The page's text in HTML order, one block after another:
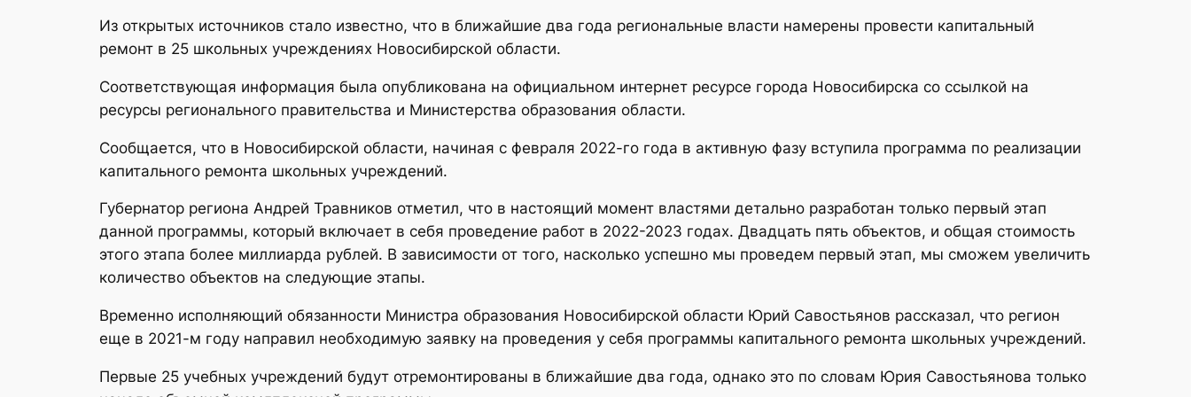
Из открытых источников стало известно, что в ближайшие два года региональные власти намерены провести капитальный
ремонт в 25 школьных учреждениях Новосибирской области.
Соответствующая информация была опубликована на официальном интернет ресурсе города Новосибирска со ссылкой на
ресурсы регионального правительства и Министерства образования области.
Сообщается, что в Новосибирской области, начиная с февраля 2022-го года в активную фазу вступила программа по реализации
капитального ремонта школьных учреждений.
Губернатор региона Андрей Травников отметил, что в настоящий момент властями детально разработан только первый этап
данной программы, который включает в себя проведение работ в 2022-2023 годах. Двадцать пять объектов, и общая стоимость
этого этапа более миллиарда рублей. В зависимости от того, насколько успешно мы проведем первый этап, мы сможем увеличить
количество объектов на следующие этапы.
Временно исполняющий обязанности Министра образования Новосибирской области Юрий Савостьянов рассказал, что регион
еще в 2021-м году направил необходимую заявку на проведения у себя программы капитального ремонта школьных учреждений.
Первые 25 учебных учреждений будут отремонтированы в ближайшие два года, однако это по словам Юрия Савостьянова только